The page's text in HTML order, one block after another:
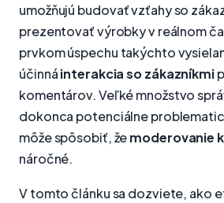
umožňujú budovať vzťahy so
prezentovať výrobky v reálnom
prvkom úspechu takýchto
účinnáinterakcia so zákazníkmi
komentárov. Veľké množstvo
dokonca potenciálne
môže spôsobiť, žemoderovanie
náročné.
V tomto článku sa dozviete, ako